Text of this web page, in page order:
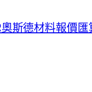
奧斯德材料報價